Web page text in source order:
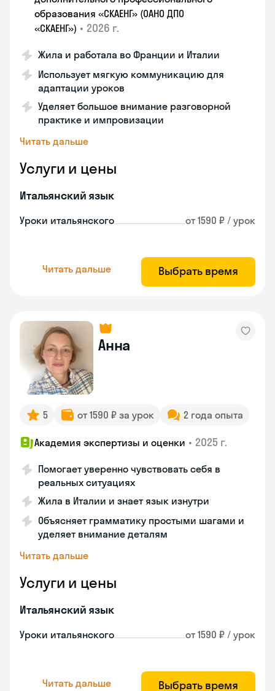
образования «СКАЕНГ» (ОАНО ДПО
«СКАЕНГ») • 2026 г.
Жила и работала во Франции и Италии
Использует мягкую коммуникацию для
адаптации уроков
Уделяет большое внимание разговорной
практике и импровизации
Читать дальше
Услуги и цены
Итальянский язык
Уроки итальянского от 1590 ₽ / урок
Читать дальше Выбрать время
Анна
5 от 1590 ₽ за урок 2 года опыта
Академия экспертизы и оценки • 2025 г.
Помогает уверенно чувствовать себя в
реальных ситуациях
Жила в Италии и знает язык изнутри
Объясняет грамматику простыми шагами и
уделяет внимание деталям
Читать дальше
Услуги и цены
Итальянский язык
Уроки итальянского от 1590 ₽ / урок
Читать дальше Выбрать время